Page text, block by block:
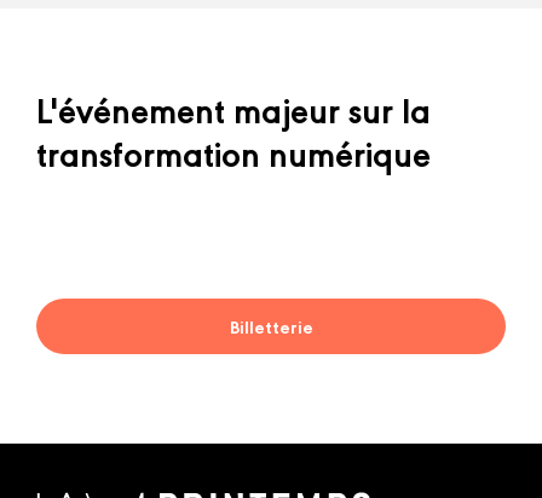
L'événement majeur sur la
transformation numérique
Billetterie